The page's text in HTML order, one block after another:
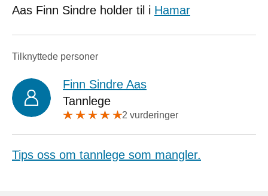
Aas Finn Sindre holder til i Hamar
Tilknyttede personer
Finn Sindre Aas
Tannlege
2 vurderinger
Tips oss om tannlege som mangler.